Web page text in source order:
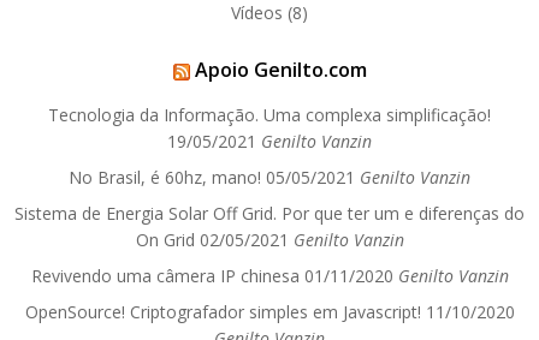
Vídeos (8)
Apoio Genilto.com
Tecnologia da Informação. Uma complexa simplificação!
19/05/2021 Genilto Vanzin
No Brasil, é 60hz, mano! 05/05/2021 Genilto Vanzin
Sistema de Energia Solar Off Grid. Por que ter um e diferenças do
On Grid 02/05/2021 Genilto Vanzin
Revivendo uma câmera IP chinesa 01/11/2020 Genilto Vanzin
OpenSource! Criptografador simples em Javascript! 11/10/2020